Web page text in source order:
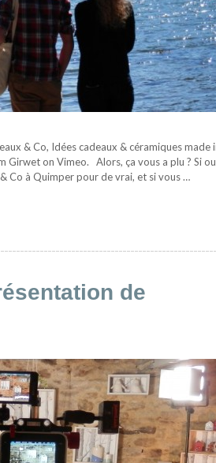
& Co, Idées cadeaux & céramiques made
on Vimeo. Alors, ça vous a plu ? Si
Co à Quimper pour de vrai, et si vous …
de